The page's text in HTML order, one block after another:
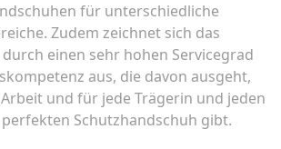
für unterschiedliche
Zudem zeichnet sich das
einen sehr hohen Servicegrad
aus, die davon ausgeht,
und für jede Trägerin und jeden
Schutzhandschuh gibt.